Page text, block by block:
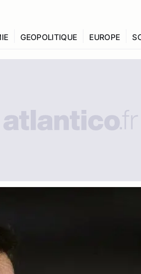
GEOPOLITIQUE EUROPE